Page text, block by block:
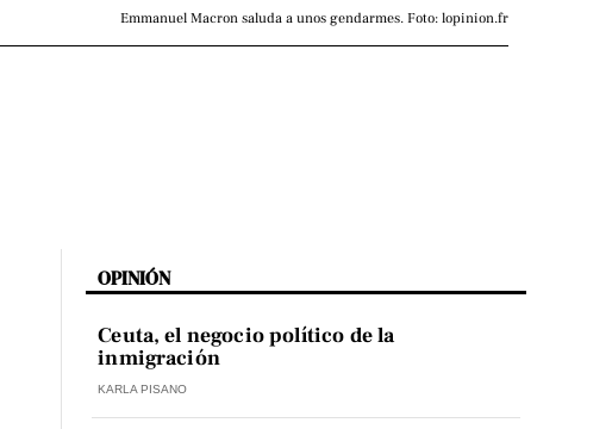
Emmanuel Macron saluda a unos gendarmes. Foto: lopinion.fr
OPINIÓN
Ceuta, el negocio político de la
inmigración
KARLA PISANO